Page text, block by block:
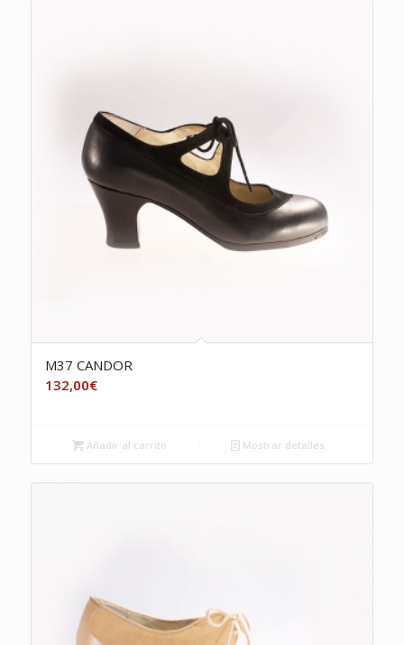
M37 CANDOR
132,00€
Añadir al carrito Mostrar detalles